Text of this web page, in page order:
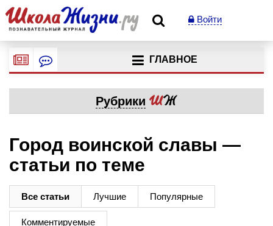
Войти
ГЛАВНОЕ
Рубрики
Город воинской славы —
статьи по теме
Все статьи Лучшие Популярные
Комментируемые